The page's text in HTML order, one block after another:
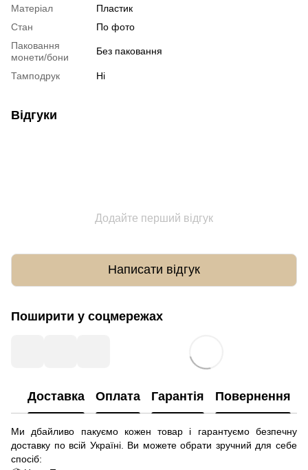
Матеріал
Пластик
Стан
По фото
Паковання
монети/бони
Без паковання
Тамподрук Ні
Відгуки
Додайте перший відгук
Написати відгук
Поширити у соцмережах
Доставка Оплата Гарантія Повернення
Ми дбайливо пакуємо кожен товар і гарантуємо безпечну
доставку по всій Україні. Ви можете обрати зручний для себе
спосіб: